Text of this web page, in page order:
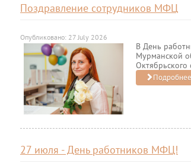
Поздравление сотрудников МФЦ
Опубликовано: 27 July 2026
В День
Мурманской
Октябрьского
27 июля - День работников МФЦ!